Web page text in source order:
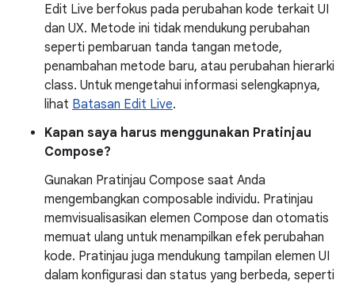
Edit Live berfokus pada perubahan kode terkait UI
dan UX. Metode ini tidak mendukung perubahan
seperti pembaruan tanda tangan metode,
penambahan metode baru, atau perubahan hierarki
class. Untuk mengetahui informasi selengkapnya,
lihat Batasan Edit Live.
Kapan saya harus menggunakan Pratinjau
Compose?
Gunakan Pratinjau Compose saat Anda
mengembangkan composable individu. Pratinjau
memvisualisasikan elemen Compose dan otomatis
memuat ulang untuk menampilkan efek perubahan
kode. Pratinjau juga mendukung tampilan elemen UI
dalam konfigurasi dan status yang berbeda, seperti